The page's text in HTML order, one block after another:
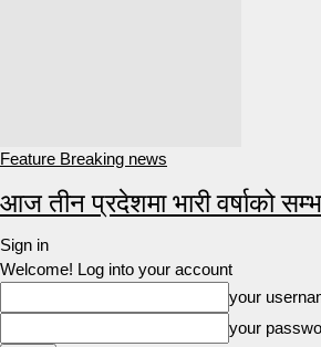
Feature Breaking news
आज तीन प्रदेशमा भारी वर्षाको
Sign in
Welcome! Log into your account
your
your